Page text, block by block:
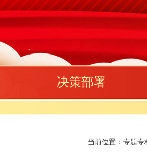
决策部署
当前位置： 专题专